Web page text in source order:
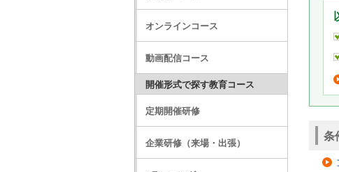
条
オンラインコース
動画配信コース
開催形式で探す教育コース
定期開催研修
企業研修（来場・出張）